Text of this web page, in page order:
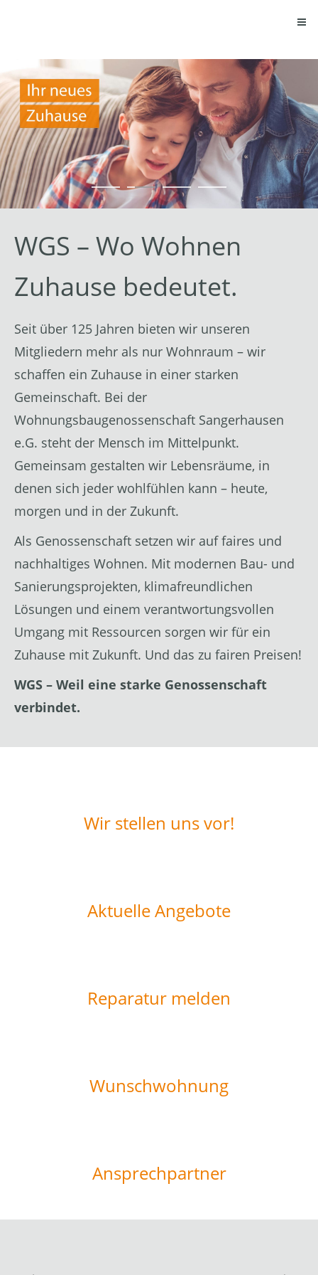
WGS – Wo Wohnen
Zuhause bedeutet.
Seit über 125 Jahren bieten wir unseren
Mitgliedern mehr als nur Wohnraum – wir
schaffen ein Zuhause in einer starken
Gemeinschaft. Bei der
Wohnungsbaugenossenschaft Sangerhausen
e.G. steht der Mensch im Mittelpunkt.
Gemeinsam gestalten wir Lebensräume, in
denen sich jeder wohlfühlen kann – heute,
morgen und in der Zukunft.
Als Genossenschaft setzen wir auf faires und
nachhaltiges Wohnen. Mit modernen Bau- und
Sanierungsprojekten, klimafreundlichen
Lösungen und einem verantwortungsvollen
Umgang mit Ressourcen sorgen wir für ein
Zuhause mit Zukunft. Und das zu fairen Preisen!
WGS – Weil eine starke Genossenschaft
verbindet.
Wir stellen uns vor!
Aktuelle Angebote
Reparatur melden
Wunschwohnung
Ansprechpartner